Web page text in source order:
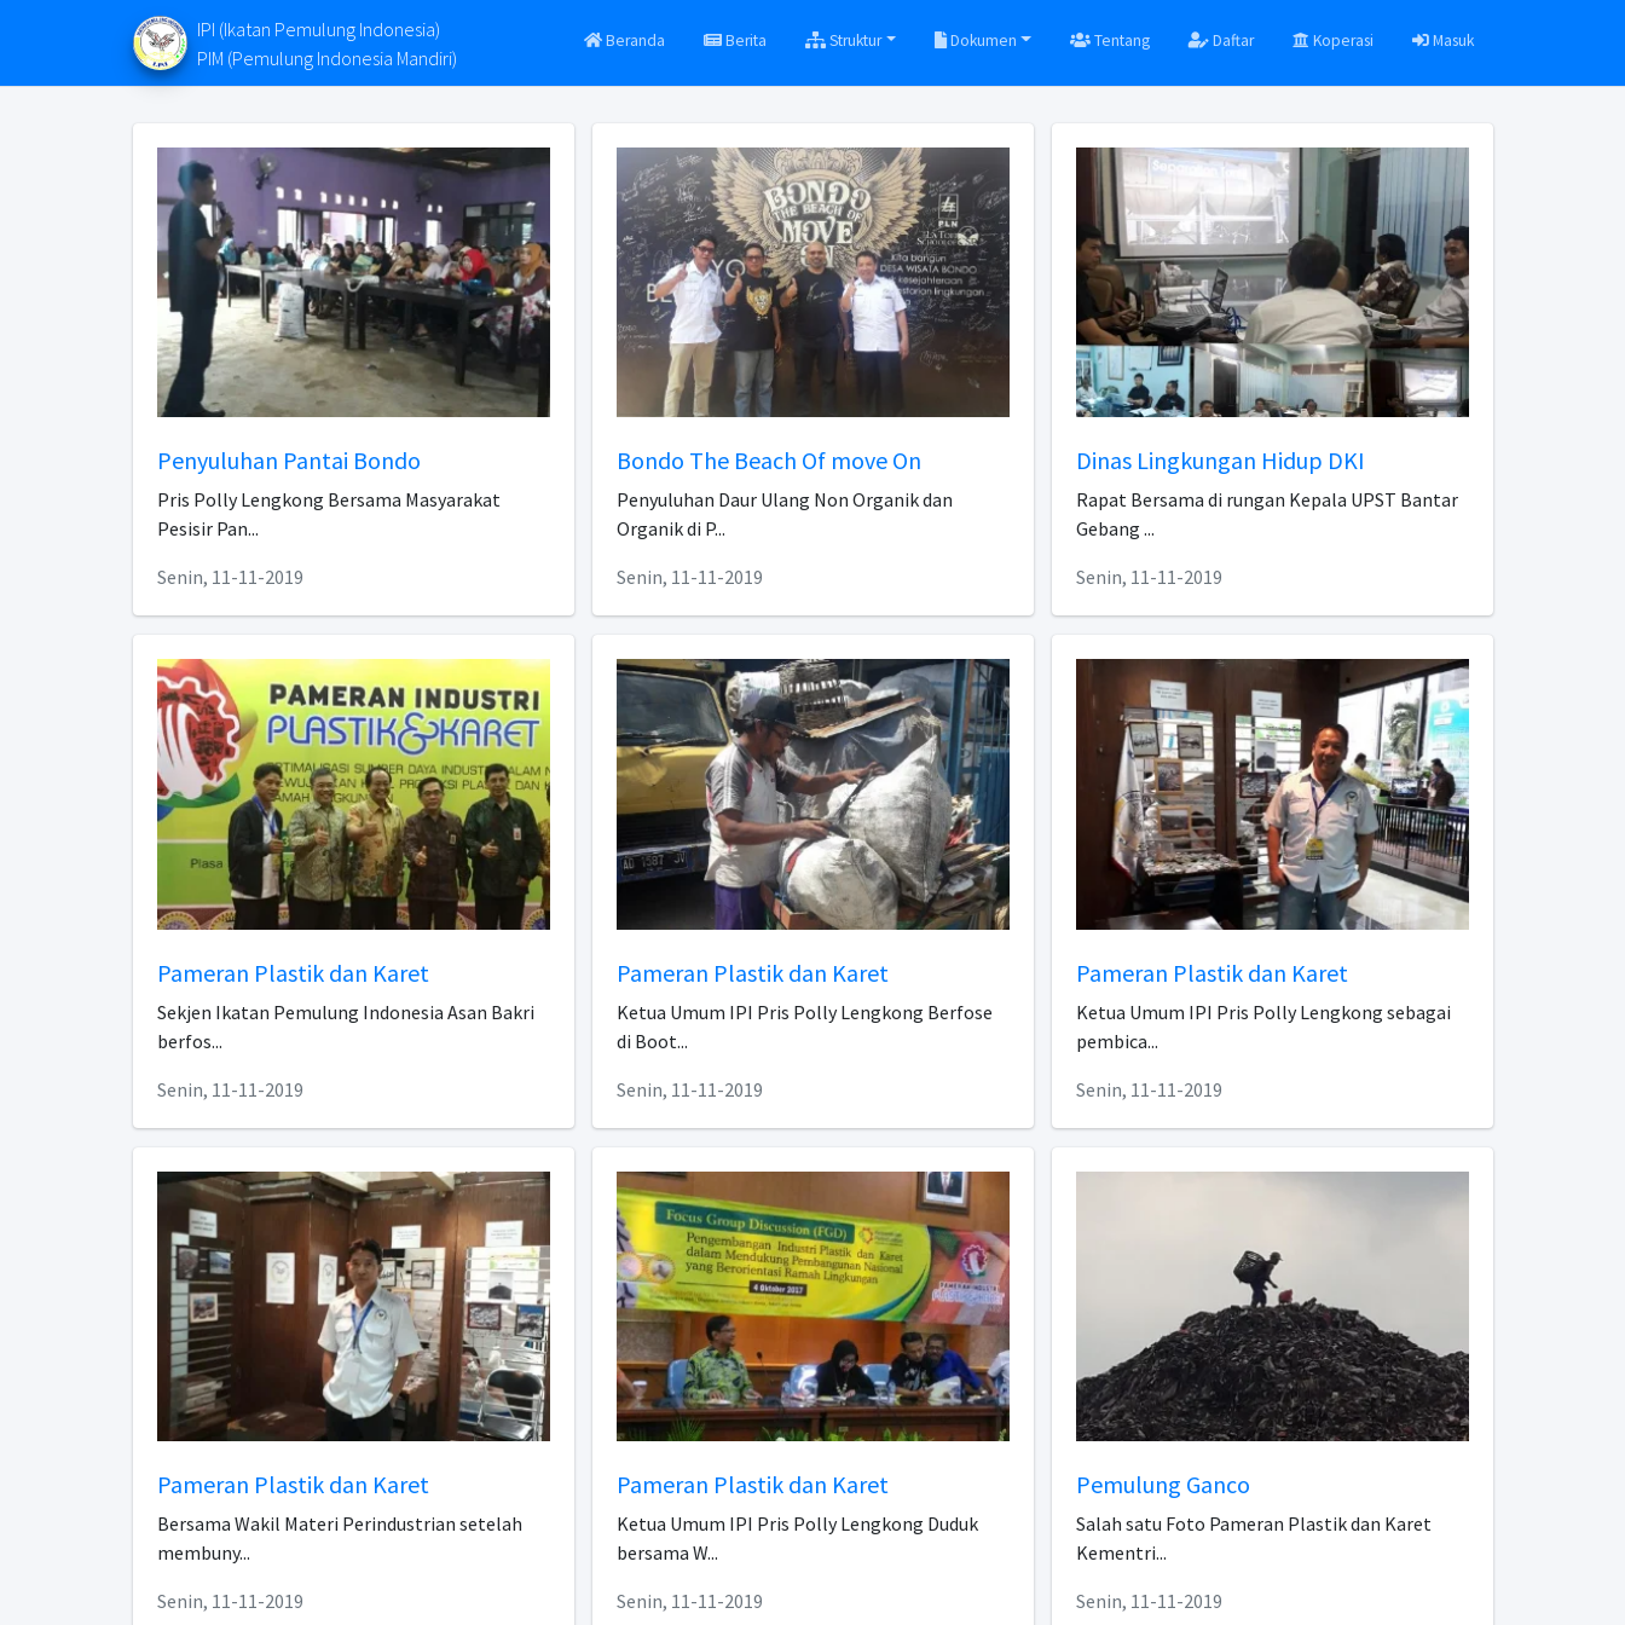
IPI (Ikatan Pemulung Indonesia)
PIM (Pemulung Indonesia Mandiri)
Beranda Berita Struktur Dokumen Tentang Daftar Koperasi Masuk
Penyuluhan Pantai Bondo
Pris Polly Lengkong Bersama Masyarakat
Pesisir Pan...
Senin, 11-11-2019
Bondo The Beach Of move On
Penyuluhan Daur Ulang Non Organik dan
Organik di P...
Senin, 11-11-2019
Dinas Lingkungan Hidup DKI
Rapat Bersama di rungan Kepala UPST Bantar
Gebang ...
Senin, 11-11-2019
Pameran Plastik dan Karet
Sekjen Ikatan Pemulung Indonesia Asan Bakri
berfos...
Senin, 11-11-2019
Pameran Plastik dan Karet
Ketua Umum IPI Pris Polly Lengkong Berfose
di Boot...
Senin, 11-11-2019
Pameran Plastik dan Karet
Ketua Umum IPI Pris Polly Lengkong sebagai
pembica...
Senin, 11-11-2019
Pameran Plastik dan Karet
Bersama Wakil Materi Perindustrian setelah
membuny...
Senin, 11-11-2019
Pameran Plastik dan Karet
Ketua Umum IPI Pris Polly Lengkong Duduk
bersama W...
Senin, 11-11-2019
Pemulung Ganco
Salah satu Foto Pameran Plastik dan Karet
Kementri...
Senin, 11-11-2019